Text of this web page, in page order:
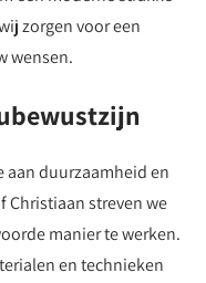
zorgen voor een
wensen.
aan duurzaamheid en
streven we
manier te werken.
en technieken